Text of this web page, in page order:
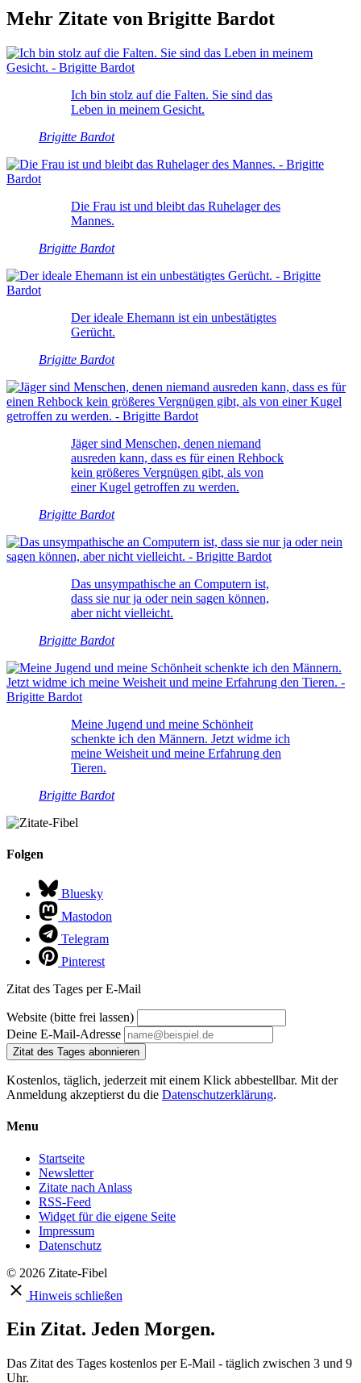
Mehr Zitate von Brigitte Bardot
Ich bin stolz auf die Falten. Sie sind das
Leben in meinem Gesicht.
Brigitte Bardot
Die Frau ist und bleibt das Ruhelager des
Mannes.
Brigitte Bardot
Der ideale Ehemann ist ein unbestätigtes
Gerücht.
Brigitte Bardot
Jäger sind Menschen, denen niemand
ausreden kann, dass es für einen Rehbock
kein größeres Vergnügen gibt, als von
einer Kugel getroffen zu werden.
Brigitte Bardot
Das unsympathische an Computern ist,
dass sie nur ja oder nein sagen können,
aber nicht vielleicht.
Brigitte Bardot
Meine Jugend und meine Schönheit
schenkte ich den Männern. Jetzt widme ich
meine Weisheit und meine Erfahrung den
Tieren.
Brigitte Bardot
Folgen
Bluesky
Mastodon
Telegram
Pinterest
Zitat des Tages per E-Mail
Website (bitte frei lassen)
Deine E-Mail-Adresse
Zitat des Tages abonnieren
Kostenlos, täglich, jederzeit mit einem Klick abbestellbar. Mit der
Anmeldung akzeptierst du die Datenschutzerklärung.
Menu
Startseite
Newsletter
Zitate nach Anlass
RSS-Feed
Widget für die eigene Seite
Impressum
Datenschutz
© 2026 Zitate-Fibel
Hinweis schließen
Ein Zitat. Jeden Morgen.
Das Zitat des Tages kostenlos per E-Mail - täglich zwischen 3 und 9
Uhr.